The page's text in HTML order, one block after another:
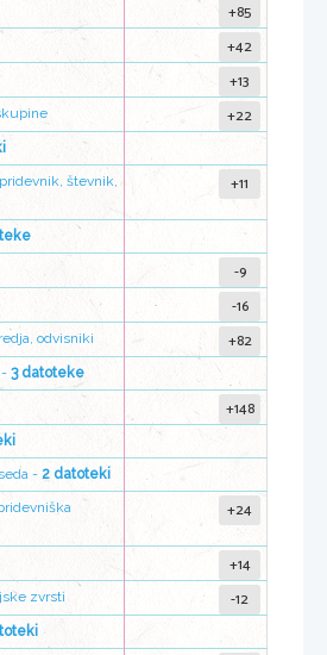
+85
+42
+13
+22
števnik,
+11
-9
-16
odvisniki +82
- 3 datoteke
+148
- 2 datoteki
+24
+14
zvrsti -12